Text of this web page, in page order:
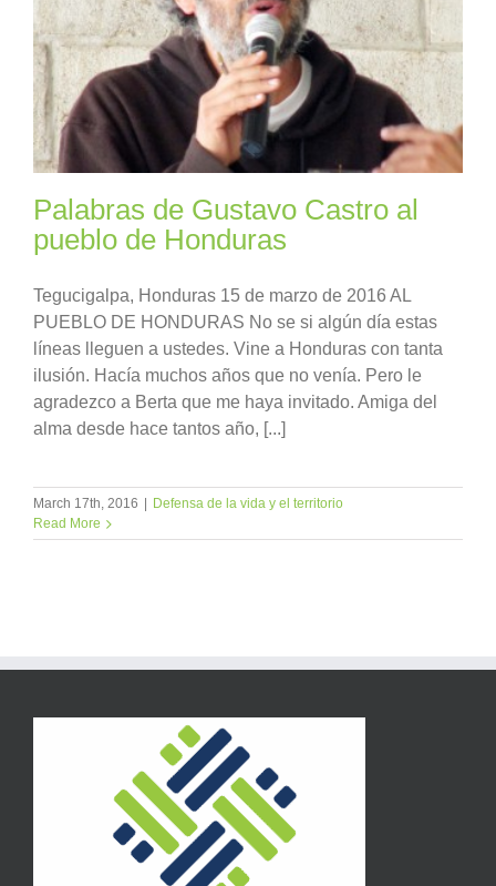
Palabras de Gustavo Castro al
pueblo de Honduras
Tegucigalpa, Honduras 15 de marzo de 2016 AL
PUEBLO DE HONDURAS No se si algún día estas
líneas lleguen a ustedes. Vine a Honduras con tanta
ilusión. Hacía muchos años que no venía. Pero le
agradezco a Berta que me haya invitado. Amiga del
alma desde hace tantos año, [...]
March 17th, 2016 | Defensa de la vida y el territorio
Read More